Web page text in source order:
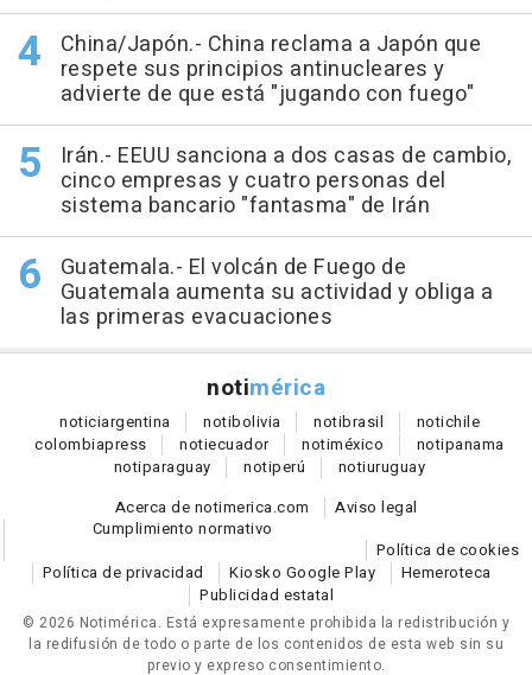
China/Japón.- China reclama a Japón que
respete sus principios antinucleares y
advierte de que está "jugando con fuego"
Irán.- EEUU sanciona a dos casas de cambio,
cinco empresas y cuatro personas del
sistema bancario "fantasma" de Irán
Guatemala.- El volcán de Fuego de
Guatemala aumenta su actividad y obliga a
las primeras evacuaciones
notimérica
noticiargentina notibolivia notibrasil notichile
colombiapress notiecuador notiméxico notipanama
notiparaguay notiperú notiuruguay
Acerca de notimerica.com
Aviso legal
Cumplimiento normativo
Política de cookies
Política de privacidad
Kiosko Google Play
Hemeroteca
Publicidad estatal
© 2026 Notimérica. Está expresamente prohibida la redistribución y
la redifusión de todo o parte de los contenidos de esta web sin su
previo y expreso consentimiento.